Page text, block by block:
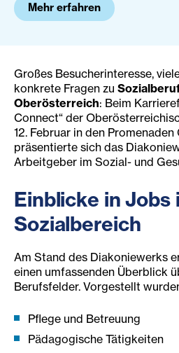
Mehr erfahren
Großes Besucherinteresse,
konkrete Fragen zu
Oberösterreich: Beim
Connect“ der
12. Februar in den
präsentierte sich das
Arbeitgeber im Sozial- und
Einblicke in Jobs
Sozialbereich
Am Stand des Diakoniewerks
einen umfassenden Überblick
Berufsfelder. Vorgestellt
Pflege und Betreuung
Pädagogische Tätigkeiten